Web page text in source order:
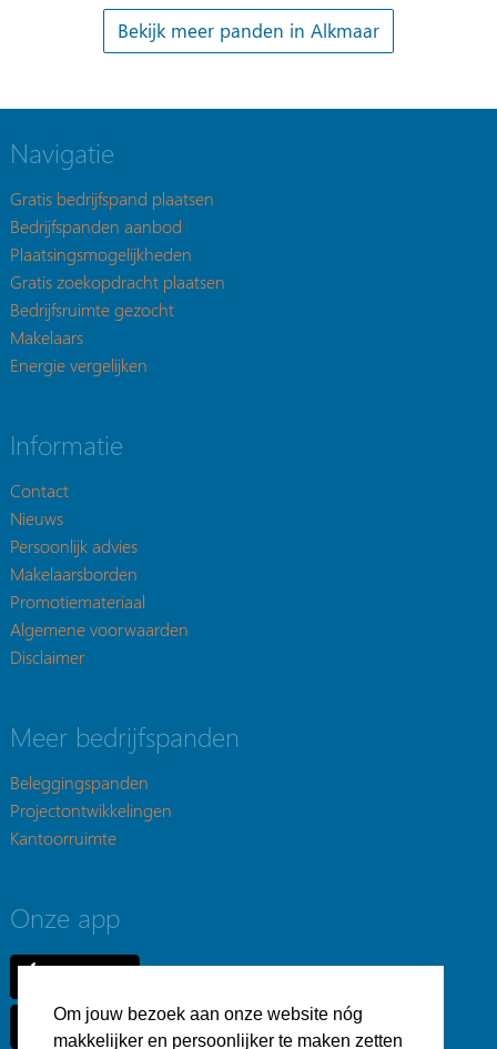
Om jouw bezoek aan onze website nóg
makkelijker en persoonlijker te maken zetten
Navigatie
Gratis bedrijfspand plaatsen
Bedrijfspanden aanbod
Plaatsingsmogelijkheden
Gratis zoekopdracht plaatsen
Bedrijfsruimte gezocht
Makelaars
Energie vergelijken
Informatie
Contact
Nieuws
Persoonlijk advies
Makelaarsborden
Promotiemateriaal
Algemene voorwaarden
Disclaimer
Meer bedrijfspanden
Beleggingspanden
Projectontwikkelingen
Kantoorruimte
Onze app